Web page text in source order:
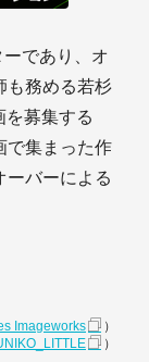
であり、オ
も務める若杉
を募集する
で集まった作
ーバーによる
Imageworks
）
）